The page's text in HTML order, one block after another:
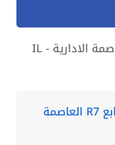
كمبوند الموندو العاصمة الادارية - IL
الحي السكني السابع R7 العاصمة